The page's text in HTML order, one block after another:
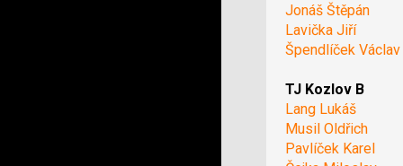
Jonáš Štěpán
Lavička Jiří
Špendlíček Václav
TJ Kozlov B
Lang Lukáš
Musil Oldřich
Pavlíček Karel